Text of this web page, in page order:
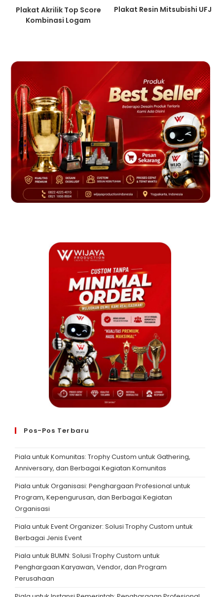
Plakat Akrilik Top Score
Kombinasi Logam
Plakat Resin Mitsubishi UFJ
Pos-Pos Terbaru
Piala untuk Komunitas: Trophy Custom untuk Gathering,
Anniversary, dan Berbagai Kegiatan Komunitas
Piala untuk Organisasi: Penghargaan Profesional untuk
Program, Kepengurusan, dan Berbagai Kegiatan
Organisasi
Piala untuk Event Organizer: Solusi Trophy Custom untuk
Berbagai Jenis Event
Piala untuk BUMN: Solusi Trophy Custom untuk
Penghargaan Karyawan, Vendor, dan Program
Perusahaan